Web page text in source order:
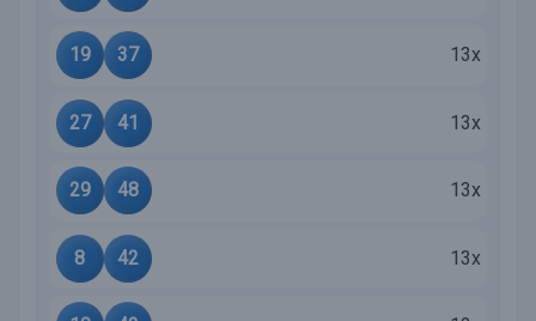
19 37 13x
27 41 13x
29 48 13x
8 42 13x